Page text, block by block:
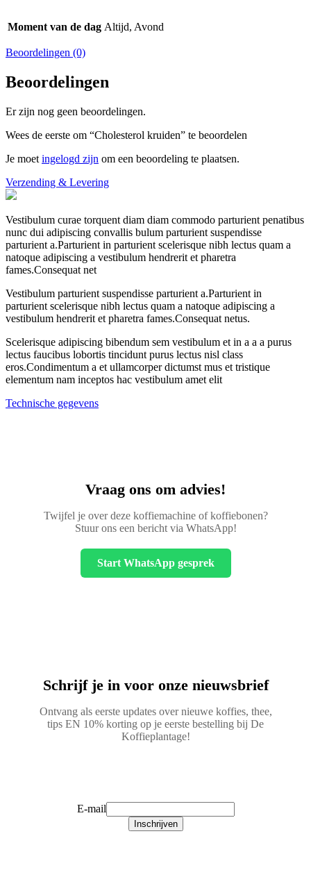
Moment van de dag Altijd, Avond
Beoordelingen (0)
Beoordelingen
Er zijn nog geen beoordelingen.
Wees de eerste om “Cholesterol kruiden” te beoordelen
Je moet ingelogd zijn om een beoordeling te plaatsen.
Verzending & Levering
Vestibulum curae torquent diam diam commodo parturient penatibus
nunc dui adipiscing convallis bulum parturient suspendisse
parturient a.Parturient in parturient scelerisque nibh lectus quam a
natoque adipiscing a vestibulum hendrerit et pharetra
fames.Consequat net
Vestibulum parturient suspendisse parturient a.Parturient in
parturient scelerisque nibh lectus quam a natoque adipiscing a
vestibulum hendrerit et pharetra fames.Consequat netus.
Scelerisque adipiscing bibendum sem vestibulum et in a a a purus
lectus faucibus lobortis tincidunt purus lectus nisl class
eros.Condimentum a et ullamcorper dictumst mus et tristique
elementum nam inceptos hac vestibulum amet elit
Technische gegevens
Vraag ons om advies!
Twijfel je over deze koffiemachine of koffiebonen?
Stuur ons een bericht via WhatsApp!
Start WhatsApp gesprek
Schrijf je in voor onze nieuwsbrief
Ontvang als eerste updates over nieuwe koffies, thee,
tips EN 10% korting op je eerste bestelling bij De
Koffieplantage!
E-mail
Inschrijven